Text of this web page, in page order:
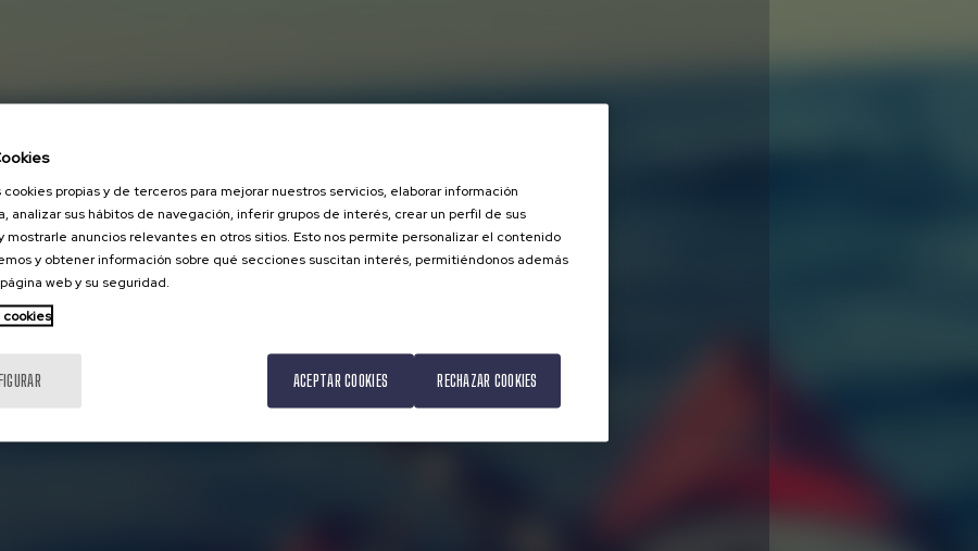
propias y de terceros para mejorar nuestros servicios, elaborar información
analizar sus hábitos de navegación, inferir grupos de interés, crear un perfil de sus
mostrarle anuncios relevantes en otros sitios. Esto nos permite personalizar el contenido
y obtener información sobre qué secciones suscitan interés, permitiéndonos además
web y su seguridad.
RECHAZAR COOKIES
ACEPTAR COOKIES